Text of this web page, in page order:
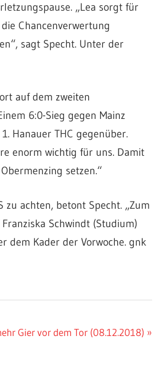
„Lea sorgt für
Chancenverwertung
sagt Specht. Unter der
auf dem zweiten
6:0-Sieg gegen Mainz
Hanauer THC gegenüber.
enorm wichtig für uns. Damit
setzen.“
achten, betont Specht. „Zum
Schwindt (Studium)
dem Kader der Vorwoche. gnk
Gier vor dem Tor (08.12.2018)